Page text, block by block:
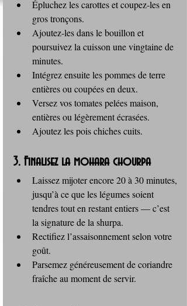
Épluchez les carottes et coupez‑les en
gros tronçons.
Ajoutez-les dans le bouillon et
poursuivez la cuisson une vingtaine de
minutes.
Intégrez ensuite les pommes de terre
entières ou coupées en deux.
Versez vos tomates pelées maison,
entières ou légèrement écrasées.
Ajoutez les pois chiches cuits.
3. Finalisez la mohara chourpa
Laissez mijoter encore 20 à 30 minutes,
jusqu’à ce que les légumes soient
tendres tout en restant entiers — c’est
la signature de la shurpa.
Rectifiez l’assaisonnement selon votre
goût.
Parsemez généreusement de coriandre
fraîche au moment de servir.